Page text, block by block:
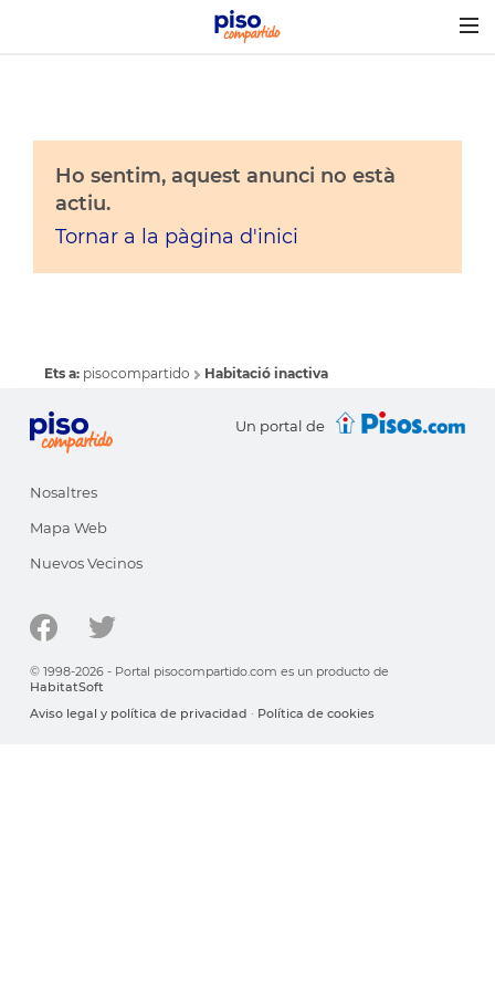
Ho sentim, aquest anunci no està
actiu.
Tornar a la pàgina d'inici
Ets a: pisocompartido Habitació inactiva
Un portal de
Nosaltres
Mapa Web
Nuevos Vecinos
© 1998-2026 - Portal pisocompartido.com es un producto de
HabitatSoft
Aviso legal y política de privacidad · Política de cookies